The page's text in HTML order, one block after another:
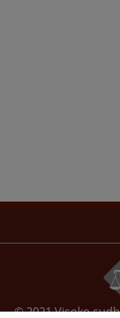
© 2021Visoko